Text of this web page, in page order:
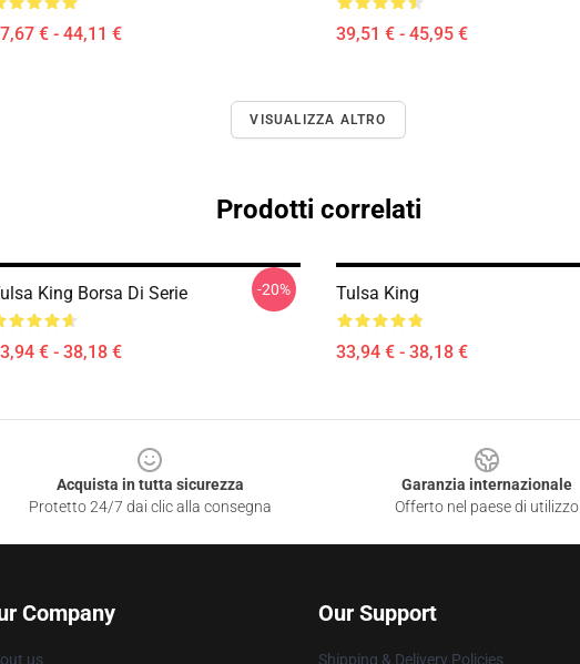
€ - 44,11 € 39,51 € - 45,95 €
VISUALIZZA ALTRO
Prodotti correlati
King Borsa Di Serie
€ - 38,18 €
-20% Tulsa King
33,94 € - 38,18 €
Acquista in tutta sicurezza
Protetto 24/7 dai clic alla consegna
Garanzia internazionale
Offerto nel paese di utilizzo
Company
us
Our Support
Shipping & Delivery Policies